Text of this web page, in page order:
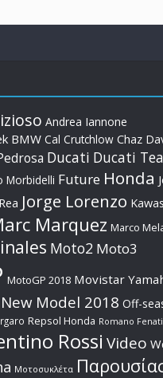
Andrea Iannone
BMW Cal Crutchlow Chaz
Ducati Ducati
Morbidelli Future Honda
Jorge Lorenzo
Marquez Marco
Moto2 Moto3
MotoGP 2018 Movistar
New Model 2018 Off-
Repsol Honda Romano Fenati
Rossi Video
Μοτοσυκλέτα